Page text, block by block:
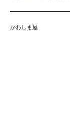
かわしま屋